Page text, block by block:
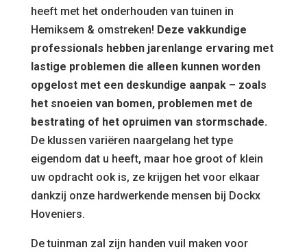
heeft met het onderhouden van tuinen in
Hemiksem & omstreken! Deze vakkundige
professionals hebben jarenlange ervaring met
lastige problemen die alleen kunnen worden
opgelost met een deskundige aanpak – zoals
het snoeien van bomen, problemen met de
bestrating of het opruimen van stormschade.
De klussen variëren naargelang het type
eigendom dat u heeft, maar hoe groot of klein
uw opdracht ook is, ze krijgen het voor elkaar
dankzij onze hardwerkende mensen bij Dockx
Hoveniers.
De tuinman zal zijn handen vuil maken voor